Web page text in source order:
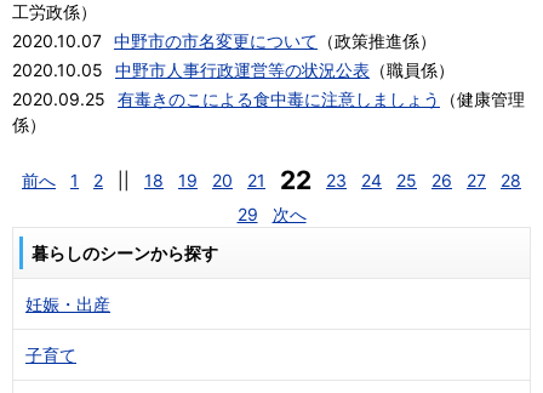
工労政係）
2020.10.07 中野市の市名変更について （政策推進係）
2020.10.05
中野市人事行政運営等の状況公表 （職員係）
2020.09.25
有毒きのこによる食中毒に注意しましょう （健康管理
係）
前へ 1 2 18 19 20 21 22 23 24 25 26 27
28
29
次へ
暮らしのシーンから探す
妊娠・出産
子育て